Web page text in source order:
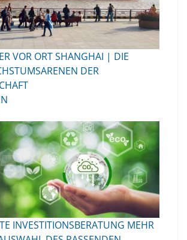
VOR ORT SHANGHAI | DIE
DER
INVESTITIONSBERATUNG MEHR